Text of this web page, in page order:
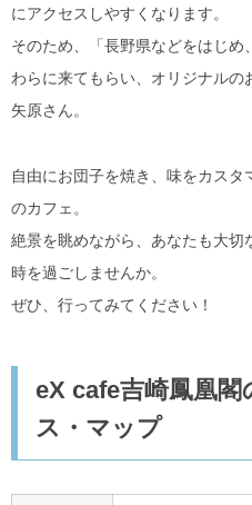
にアクセスしやすくなります。
そのため、「長野県などをはじ
わらに来てもらい、オリジナルの
矢原さん。
自由にお団子を焼き、味をカス
のカフェ。
絶景を眺めながら、あなたも大切
時を過ごしませんか。
ぜひ、行ってみてください！
eX cafe吉崎鳳凰
ス・マップ